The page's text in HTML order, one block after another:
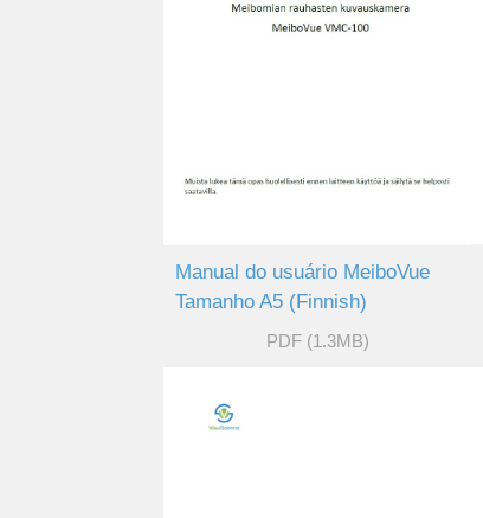
Manual do usuário MeiboVue
Tamanho A5 (Finnish)
PDF (1.3MB)